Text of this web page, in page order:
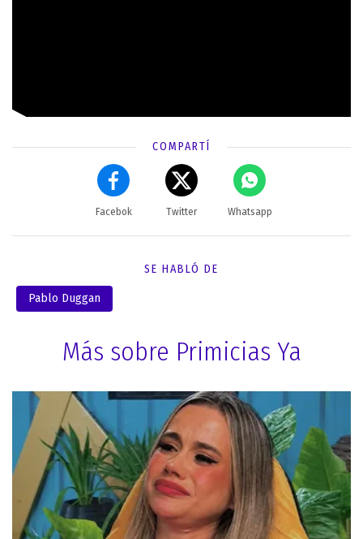
COMPARTÍ
Facebok Twitter Whatsapp
SE HABLÓ DE
Pablo Duggan
Más sobre Primicias Ya